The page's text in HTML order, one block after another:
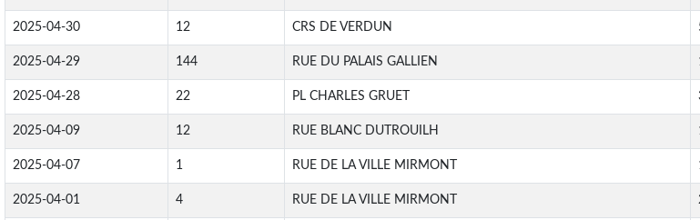
2025-04-30 12 CRS DE VERDUN
2025-04-29 144 RUE DU PALAIS GALLIEN
2025-04-28 22 PL CHARLES GRUET
2025-04-09 12 RUE BLANC DUTROUILH
2025-04-07 1 RUE DE LA VILLE MIRMONT
2025-04-01 4 RUE DE LA VILLE MIRMONT